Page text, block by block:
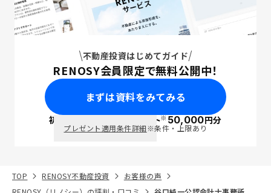
不動産投資はじめてガイド
RENOSY会員限定で無料公開中！
まずは資料をみてみる
初回面談で ポイント※50,000円分
プレゼント適用条件詳細※条件・上限あり
TOP RENOSY不動産投資
お客様の声